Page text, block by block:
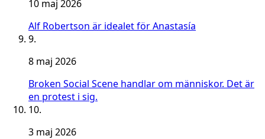
10 maj 2026
Alf Robertson är idealet för Anastasía
9.
8 maj 2026
Broken Social Scene handlar om människor. Det är
en protest i sig.
10.
3 maj 2026